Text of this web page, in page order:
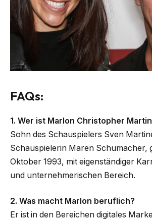
FAQs:
1. Wer ist Marlon Christopher
Sohn des Schauspielers Sven
Schauspielerin Maren Schumacher,
Oktober 1993, mit eigenständiger
und unternehmerischen Bereich.
2. Was macht Marlon beruflich?
Er ist in den Bereichen digitales